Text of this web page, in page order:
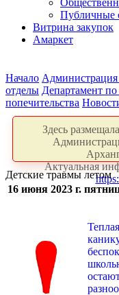
Публичные
Витрина закупок
Амаркет
Начало Администрация
отделы Департамент
попечительства
Здесь
Актуальная
Детские травмы летом
16 июня 2023 г.